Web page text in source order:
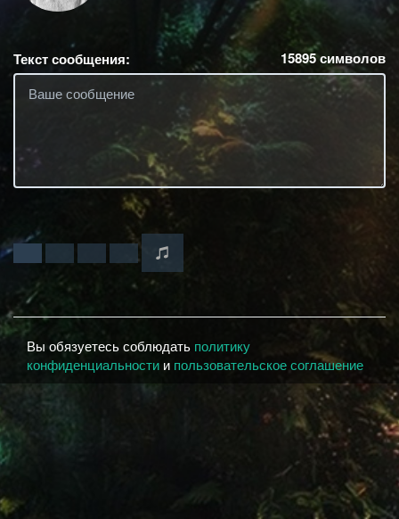
Текст сообщения: 15895символов
Вы обязуетесь соблюдать политику
конфиденциальности и пользовательское соглашение